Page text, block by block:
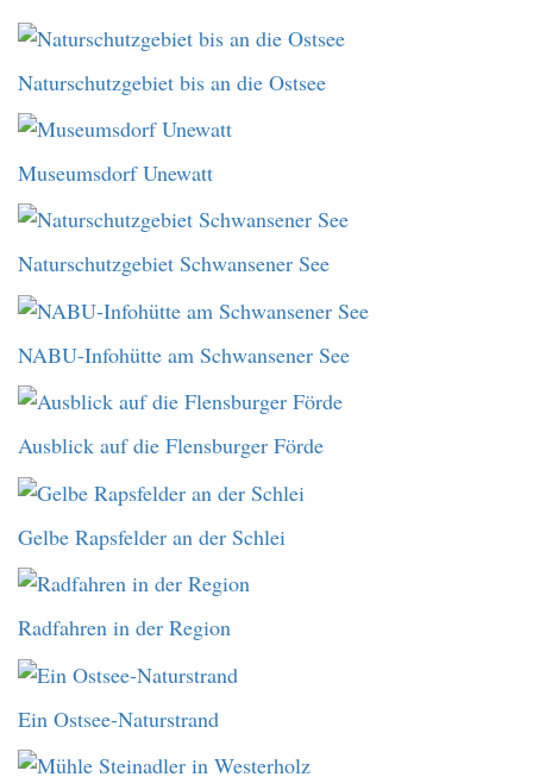
Naturschutzgebiet bis an die Ostsee
Museumsdorf Unewatt
Naturschutzgebiet Schwansener See
NABU-Infohütte am Schwansener See
Ausblick auf die Flensburger Förde
Gelbe Rapsfelder an der Schlei
Radfahren in der Region
Ein Ostsee-Naturstrand